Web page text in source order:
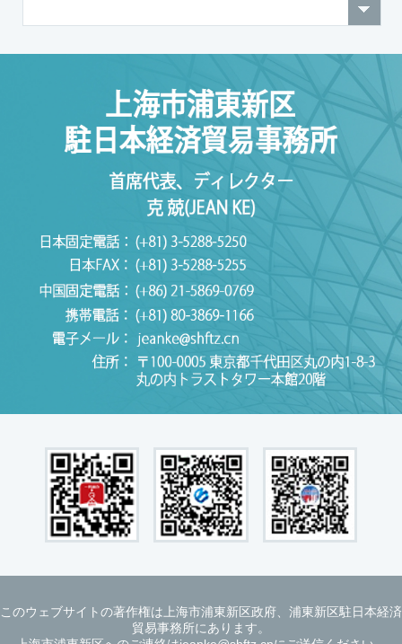
このウェブサイトの著作権は上海市浦東新区政府、浦東新区駐日本経済
貿易事務所にあります。